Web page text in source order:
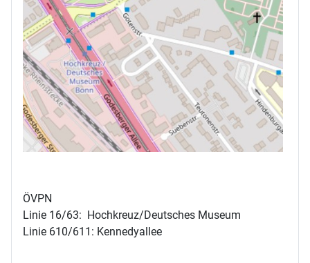
ÖVPN
Linie 16/63: Hochkreuz/Deutsches Museum
Linie 610/611: Kennedyallee